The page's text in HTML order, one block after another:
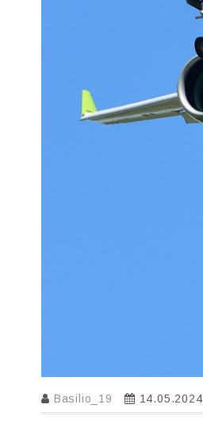
Basilio_19 14.05.2024